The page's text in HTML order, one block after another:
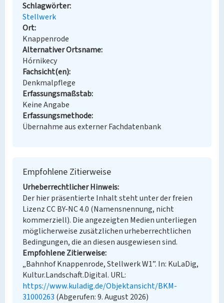
Schlagwörter
Stellwerk
Ort
Knappenrode
Alternativer Ortsname
Hórnikecy
Fachsicht(en)
Denkmalpflege
Erfassungsmaßstab
Keine Angabe
Erfassungsmethode
Übernahme aus externer Fachdatenbank
Empfohlene Zitierweise
Urheberrechtlicher Hinweis
Der hier präsentierte Inhalt steht unter der freien
Lizenz CC BY-NC 4.0 (Namensnennung, nicht
kommerziell). Die angezeigten Medien unterliegen
möglicherweise zusätzlichen urheberrechtlichen
Bedingungen, die an diesen ausgewiesen sind.
Empfohlene Zitierweise
„Bahnhof Knappenrode, Stellwerk W1”. In: KuLaDig,
Kultur.Landschaft.Digital. URL:
https://www.kuladig.de/Objektansicht/BKM-
31000263 (Abgerufen: 9. August 2026)